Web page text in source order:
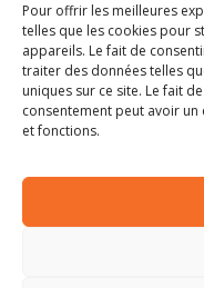
Pour offrir les meilleures
telles que les cookies pour
appareils. Le fait de
traiter des données telles
uniques sur ce site. Le fait
consentement peut avoir
et fonctions.
ARTICLES